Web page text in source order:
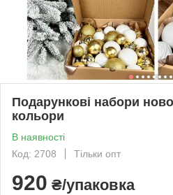
Подарункові набори
кольори
В наявності
Код: 2708
Тільки опт
920 ₴/упаковка